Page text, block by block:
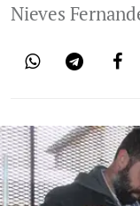
Nieves